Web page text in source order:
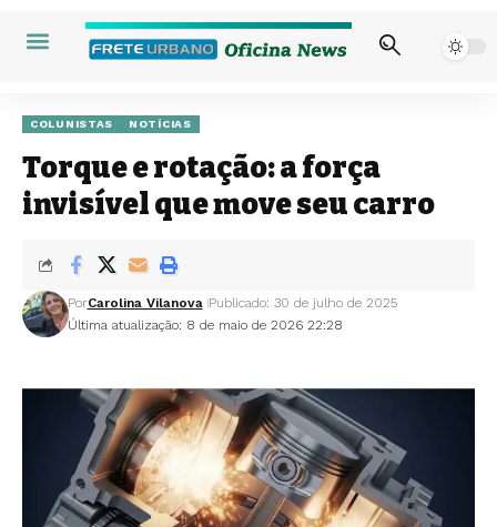
COLUNISTAS NOTÍCIAS
Torque e rotação: a força
invisível que move seu carro
Última atualização: 8 de maio de 2026 22:28
PorCarolina Vilanova Publicado: 30 de julho de 2025